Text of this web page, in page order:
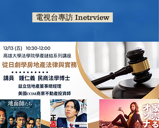
電視台專訪 Inetrview